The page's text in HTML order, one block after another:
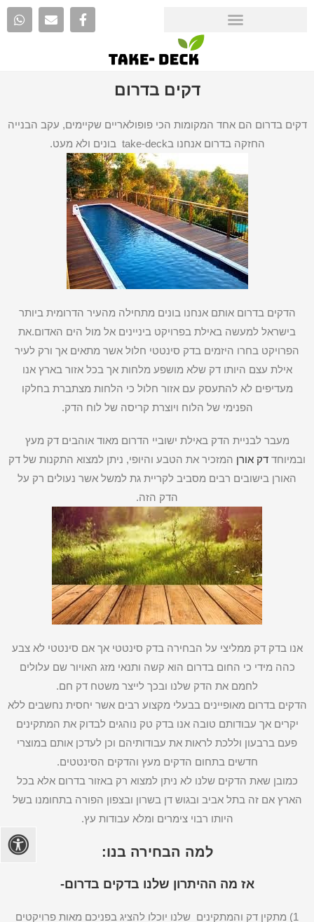
דקים בדרום
דקים בדרום הם אחד המקומות הכי פופולאריים שקיימים, עקב הבנייה
החזקה בדרום אנחנו בtake-deck בונים ולא מעט.
הדקים בדרום אותם אנחנו בונים מתחילה מהעיר הדרומית ביותר
בישראל למעשה באילת בפרויקט ביניינים אל מול הים האדום.את
הפרויקט בחרו היזמים בדק סינטטי חלול אשר מתאים אך ורק לעיר
אילת עצם היותו דק שלא מושפע מלחות אך בכל אזור בארץ אנו
מעדיפים לא להתעסק עם אזור חלול כי הלחות מצתברת בחלקו
הפנימי של הלוח ויוצרת קריסה של לוח הדק.
מעבר לבניית הדק באילת ישוביי הדרום מאוד אוהבים דק מעץ
ובמיוחד דק אורן המזכיר את הטבע והיופי, ניתן למצוא התקנות של דק
האורן בישובים רבים מסביב לקריית גת למשל אשר נעולים רק על
הדק הזה.
אנו בדק דק ממליצי על הבחירה בדק סינטטי אך אם סינטטי לא צבע
כהה מידי כי החום בדרום הוא קשה ותנאי מזג האויור שם עלולים
לחמם את הדק שלנו ובכך לייצר משטח דק חם.
הדקים בדרום מאופיינים בבעלי מקצוע רבים אשר יחסית נחשבים ללא
יקרים אך עבודותם טובה אנו בדק טק נוהגים לבדוק את המתקינים
פעם ברבעון וללכת לראות את עבודותיהם וכן לעדכן אותם במוצרי
חדשים בתחום הדקים מעץ והדקים הסינטטים.
כמובן שאת הדקים שלנו לא ניתן למצוא רק באזור בדרום אלא בכל
הארץ אם זה בתל אביב ובגוש דן בשרון ובצפון הפורה בתחומנו בשל
היותו רבוי צימרים ומלא עבודות עץ.
למה הבחירה בנו:
אז מה ההיתרון שלנו בדקים בדרום-
1) מתקין דק והמתקינים שלנו יוכלו להציג בפניכם מאות פרויקטים